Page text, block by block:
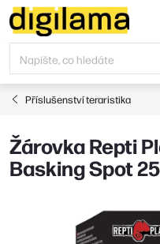
Přejít
na
obsah
Příslušenství teraristika
Žárovka Repti
Basking Spot